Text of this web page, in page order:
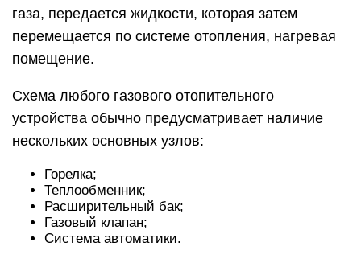
газа, передается жидкости, которая затем
перемещается по системе отопления, нагревая
помещение.
Схема любого газового отопительного
устройства обычно предусматривает наличие
нескольких основных узлов:
Горелка;
Теплообменник;
Расширительный бак;
Газовый клапан;
Система автоматики.